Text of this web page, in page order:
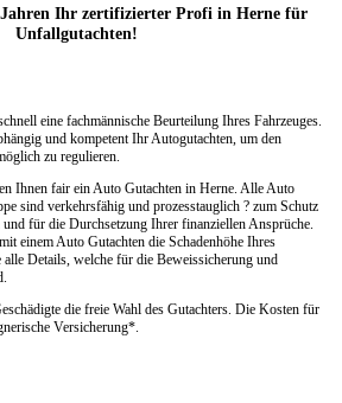
Ihr zertifizierter Profi in Herne für
Unfallgutachten!
eine fachmännische Beurteilung Ihres Fahrzeuges.
und kompetent Ihr Autogutachten, um den
zu regulieren.
Ihnen fair ein Auto Gutachten in Herne. Alle Auto
sind verkehrsfähig und prozesstauglich ? zum Schutz
für die Durchsetzung Ihrer finanziellen Ansprüche.
einem Auto Gutachten die Schadenhöhe Ihres
Details, welche für die Beweissicherung und
die freie Wahl des Gutachters. Die Kosten für
Versicherung*.